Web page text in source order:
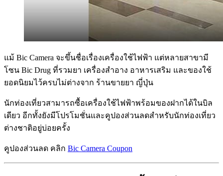
แม้ Bic Camera จะขึ้นชื่อเรื่องเครื่องใช้ไฟฟ้า แต่หลายสาขามี
โซน Bic Drug ที่รวมยา เครื่องสำอาง อาหารเสริม และของใช้
ยอดนิยมไว้ครบไม่ต่างจาก ร้านขายยา ญี่ปุ่น
นักท่องเที่ยวสามารถซื้อเครื่องใช้ไฟฟ้าพร้อมของฝากได้ในบิล
เดียว อีกทั้งยังมีโปรโมชั่นและคูปองส่วนลดสำหรับนักท่องเที่ยว
ต่างชาติอยู่บ่อยครั้ง
คูปองส่วนลด คลิก Bic Camera Coupon